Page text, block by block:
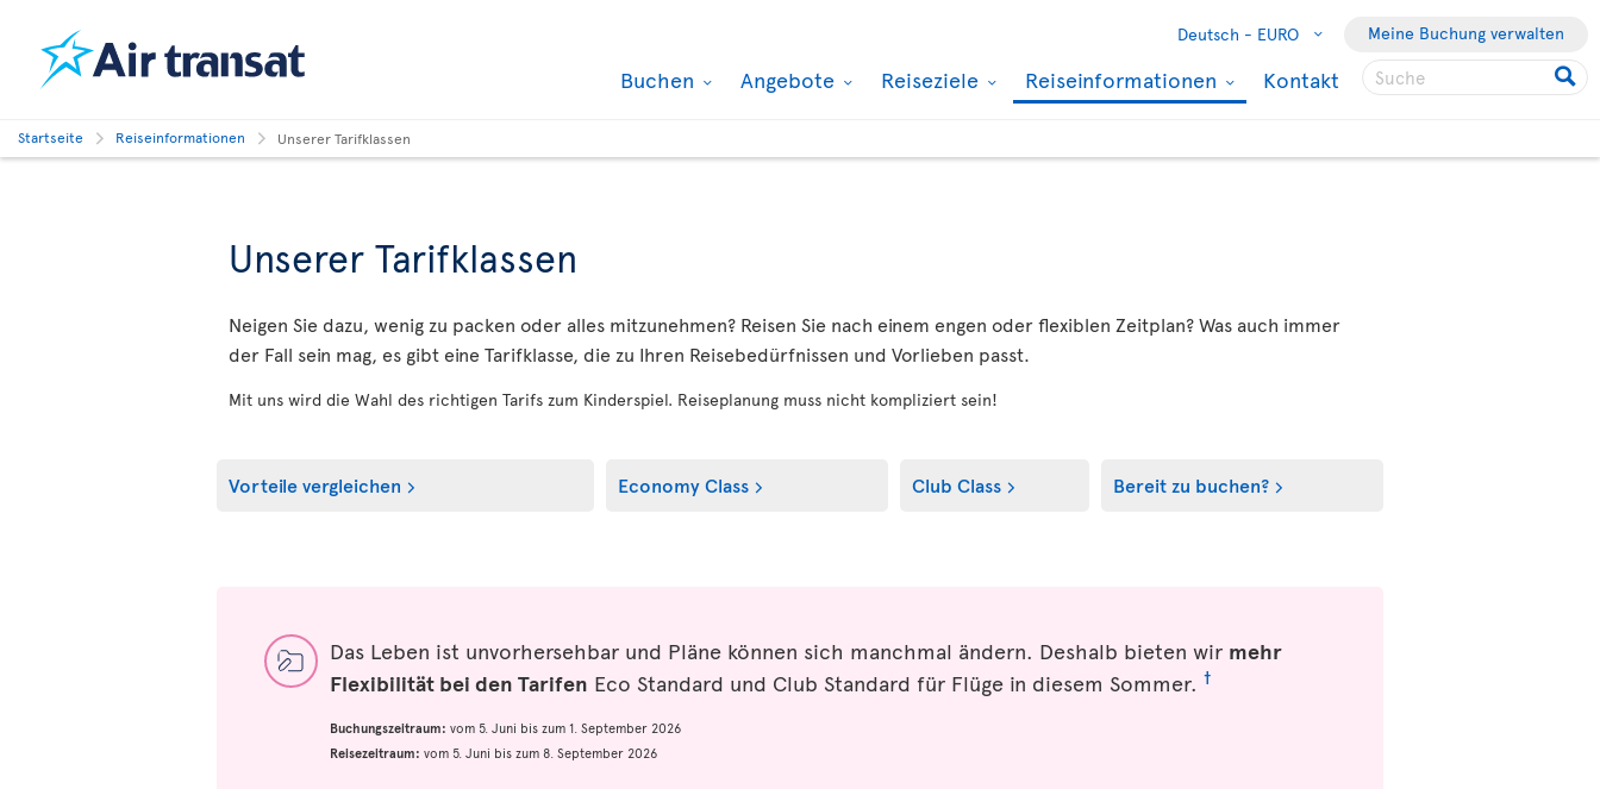
Deutsch - EURO Meine Buchung verwalten
Buchen Angebote Reiseziele Reiseinformationen Kontakt
Startseite Reiseinformationen Unserer Tarifklassen
Unserer Tarifklassen
Neigen Sie dazu, wenig zu packen oder alles mitzunehmen? Reisen Sie nach einem engen oder flexiblen Zeitplan? Was auch immer
der Fall sein mag, es gibt eine Tarifklasse, die zu Ihren Reisebedürfnissen und Vorlieben passt.
Mit uns wird die Wahl des richtigen Tarifs zum Kinderspiel. Reiseplanung muss nicht kompliziert sein!
Vorteile vergleichen Economy Class Club Class Bereit zu buchen?
Das Leben ist unvorhersehbar und Pläne können sich manchmal ändern. Deshalb bieten wir mehr
Flexibilität bei den Tarifen Eco Standard und Club Standard für Flüge in diesem Sommer. †
Buchungszeitraum: vom 5. Juni bis zum 1. September 2026
Reisezeitraum: vom 5. Juni bis zum 8. September 2026